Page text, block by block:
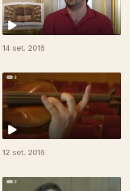
14 set. 2016
12 set. 2016